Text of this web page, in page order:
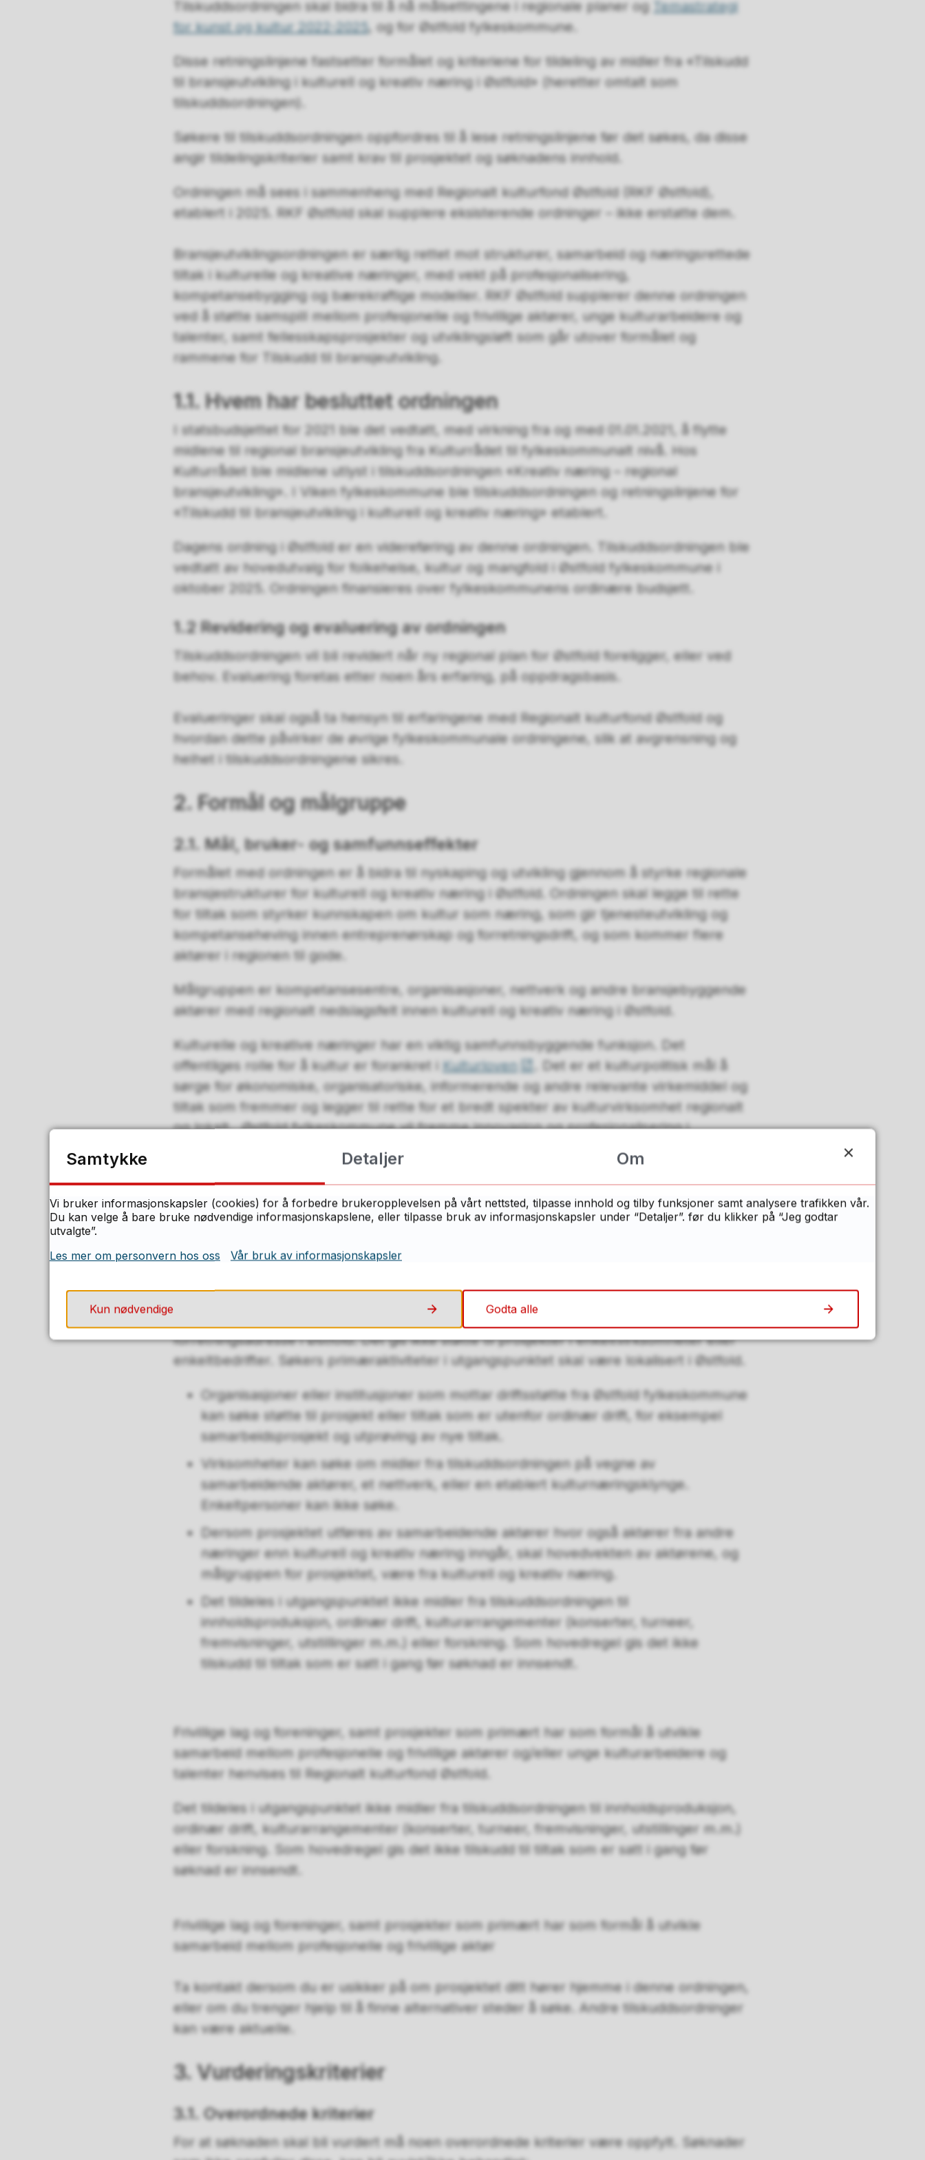
Tilskuddsordningen skal bidra til å nå målsettingene i regionale planer og Temastrategi
for kunst og kultur 2022-2025, og for Østfold fylkeskommune.
Disse retningslinjene fastsetter formålet og kriteriene for tildeling av midler fra «Tilskudd
til bransjeutvikling i kulturell og kreativ næring i Østfold» (heretter omtalt som
tilskuddsordningen).
Søkere til tilskuddsordningen oppfordres til å lese retningslinjene før det søkes, da disse
angir tildelingskriterier samt krav til prosjektet og søknadens innhold.
Ordningen må sees i sammenheng med Regionalt kulturfond Østfold (RKF Østfold),
etablert i 2025. RKF Østfold skal supplere eksisterende ordninger – ikke erstatte dem.
Bransjeutviklingsordningen er særlig rettet mot strukturer, samarbeid og næringsrettede
tiltak i kulturelle og kreative næringer, med vekt på profesjonalisering,
kompetansebygging og bærekraftige modeller. RKF Østfold supplerer denne ordningen
ved å støtte samspill mellom profesjonelle og frivillige aktører, unge kulturarbeidere og
talenter, samt fellesskapsprosjekter og utviklingsløft som går utover formålet og
rammene for Tilskudd til bransjeutvikling.
1.1. Hvem har besluttet ordningen
I statsbudsjettet for 2021 ble det vedtatt, med virkning fra og med 01.01.2021, å flytte
midlene til regional bransjeutvikling fra Kulturrådet til fylkeskommunalt nivå. Hos
Kulturrådet ble midlene utlyst i tilskuddsordningen «Kreativ næring – regional
bransjeutvikling». I Viken fylkeskommune ble tilskuddsordningen og retningslinjene for
«Tilskudd til bransjeutvikling i kulturell og kreativ næring» etablert.
Dagens ordning i Østfold er en videreføring av denne ordningen. Tilskuddsordningen ble
vedtatt av hovedutvalg for folkehelse, kultur og mangfold i Østfold fylkeskommune i
oktober 2025. Ordningen finansieres over fylkeskommunens ordinære budsjett.
1.2 Revidering og evaluering av ordningen
Tilskuddsordningen vil bli revidert når ny regional plan for Østfold foreligger, eller ved
behov. Evaluering foretas etter noen års erfaring, på oppdragsbasis.
Evalueringer skal også ta hensyn til erfaringene med Regionalt kulturfond Østfold og
hvordan dette påvirker de øvrige fylkeskommunale ordningene, slik at avgrensning og
helhet i tilskuddsordningene sikres.
2. Formål og målgruppe
​​2.1. Mål, bruker- og samfunnseffekter
Formålet med ordningen er å bidra til nyskaping og utvikling gjennom å styrke regionale
bransjestrukturer for kulturell og kreativ næring i Østfold. Ordningen skal legge til rette
for tiltak som styrker kunnskapen om kultur som næring, som gir tjenesteutvikling og
kompetanseheving innen entreprenørskap og forretningsdrift, og som kommer flere
aktører i regionen til gode.
Målgruppen er kompetansesentre, organisasjoner, nettverk og andre bransjebyggende
aktører med regionalt nedslagsfelt innen kulturell og kreativ næring i Østfold.
Kulturelle og kreative næringer har en viktig samfunnsbyggende funksjon. Det
offentliges rolle for å kultur er forankret i Kulturloven
. Det er et kulturpolitisk mål å
sørge for økonomiske, organisatoriske, informerende og andre relevante virkemiddel og
tiltak som fremmer og legger til rette for et bredt spekter av kulturvirksomhet regionalt
og lokalt. Østfold fylkeskommune vil fremme innovasjon og profesjonalisering i
kulturlivet, herunder kunstnerisk nyskaping og utprøving av nye forretningsmodeller,
nye distribusjonsformer og å fremme nyskaping og ringvirkninger for andre
samfunnssektorer.
2.2. Hvem kan søke om midler fra ordningen
Målgruppen er kompetansesentre, organisasjoner, nettverk og andre bransjebyggende
Virksomheter kan søke om midler fra tilskuddsordningen på vegne av et nettverk eller
en etablert kulturnæringsklynge. Søker må være en juridisk enhet, og ha
forretningsadresse i Østfold. Det gis ikke støtte til prosjekter i enkeltvirksomheter eller
enkeltbedrifter. Søkers primæraktiviteter i utgangspunktet skal være lokalisert i Østfold.
Organisasjoner eller institusjoner som mottar driftsstøtte fra Østfold fylkeskommune
kan søke støtte til prosjekt eller tiltak som er utenfor ordinær drift, for eksempel
samarbeidsprosjekt og utprøving av nye tiltak.
Virksomheter kan søke om midler fra tilskuddsordningen på vegne av
samarbeidende aktører, et nettverk, eller en etablert kulturnæringsklynge.
Enkeltpersoner kan ikke søke.
Dersom prosjektet utføres av samarbeidende aktører hvor også aktører fra andre
næringer enn kulturell og kreativ næring inngår, skal hovedvekten av aktørene, og
målgruppen for prosjektet, være fra kulturell og kreativ næring.
Det tildeles i utgangspunktet ikke midler fra tilskuddsordningen til
innholdsproduksjon, ordinær drift, kulturarrangementer (konserter, turneer,
fremvisninger, utstillinger m.m.) eller forskning. Som hovedregel gis det ikke
tilskudd til tiltak som er satt i gang før søknad er innsendt.
Frivillige lag og foreninger, samt prosjekter som primært har som formål å utvikle
samarbeid mellom profesjonelle og frivillige aktører og/eller unge kulturarbeidere og
talenter henvises til Regionalt kulturfond Østfold.
Det tildeles i utgangspunktet ikke midler fra tilskuddsordningen til innholdsproduksjon,
ordinær drift, kulturarrangementer (konserter, turneer, fremvisninger, utstillinger m.m.)
eller forskning. Som hovedregel gis det ikke tilskudd til tiltak som er satt i gang før
søknad er innsendt.
Frivillige lag og foreninger, samt prosjekter som primært har som formål å utvikle
samarbeid mellom profesjonelle og frivillige aktør
Ta kontakt dersom du er usikker på om prosjektet ditt hører hjemme i denne ordningen,
eller om du trenger hjelp til å finne alternativer steder å søke. Andre tilskuddsordninger
kan være aktuelle.
3. Vurderingskriterier
3.1. Overordnede kriterier
For at søknaden skal bli vurdert må noen overordnede kriterier være oppfylt. Søknader
Samtykke Detaljer Om
Vi bruker informasjonskapsler (cookies) for å forbedre brukeropplevelsen på vårt nettsted, tilpasse innhold og tilby funksjoner samt analysere trafikken vår.
Du kan velge å bare bruke nødvendige informasjonskapslene, eller tilpasse bruk av informasjonskapsler under “Detaljer”. før du klikker på “Jeg godtar
utvalgte”.
Les mer om personvern hos oss
Vår bruk av informasjonskapsler
Kun nødvendige Godta alle